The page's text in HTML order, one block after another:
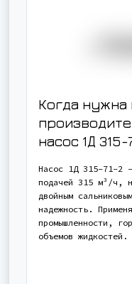
Когда нужна
насос 1Д 315-
Насос 1Д 315-71-2 -
подачей 315 м³/ч,
двойным
надежность.
промышленности,
объемов жидкостей.